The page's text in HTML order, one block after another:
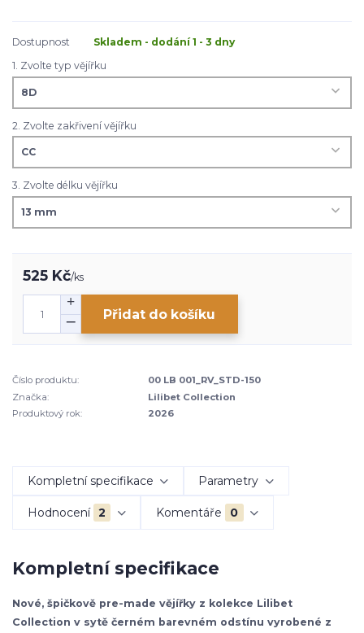
Dostupnost
Skladem - dodání 1 - 3 dny
1. Zvolte typ vějířku
2. Zvolte zakřivení vějířku
3. Zvolte délku vějířku
525 Kč/ks
Přidat do košíku
Číslo produktu:
00 LB 001_RV_STD-150
Značka:
Lilibet Collection
Produktový rok:
2026
Kompletní specifikace Parametry
Hodnocení 2 Komentáře 0
Kompletní specifikace
Nové, špičkově pre-made vějířky z kolekce Lilibet
Collection v sytě černém barevném odstínu vyrobené z